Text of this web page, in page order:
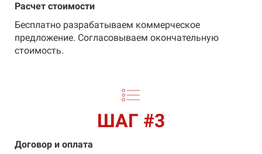
Расчет стоимости
Бесплатно разрабатываем коммерческое
предложение. Согласовываем окончательную
стоимость.
ШАГ #3
Договор и оплата